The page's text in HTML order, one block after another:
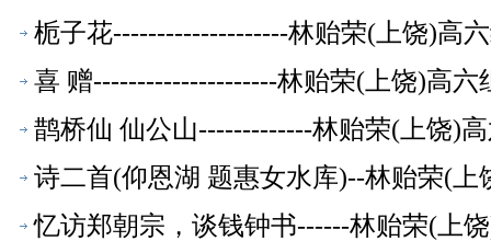
栀子花--------------------林贻荣(上饶)高
喜 赠---------------------林贻荣(上饶)高六
鹊桥仙 仙公山-------------林贻荣(上饶)
诗二首(仰恩湖 题惠女水库)--林贻荣(上
忆访郑朝宗，谈钱钟书------林贻荣(上